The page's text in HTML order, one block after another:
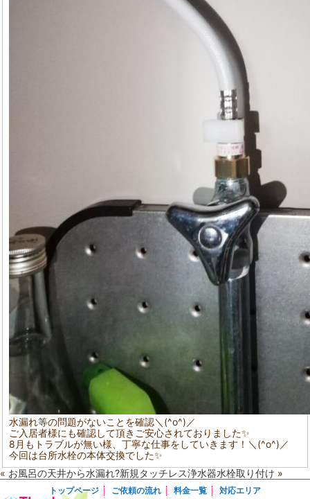
水漏れ等の問題がないことを確認＼(^o^)／
ご入居者様にも確認して頂きご安心されておりました✨
8月もトラブルが無い様、丁寧な仕事をしていきます！＼(^o^)／
今回は台所水栓の本体交換でした✨
« お風呂の天井から水漏れ?新規タッチレス浄水器水栓取り付け »
トップページ ご依頼の流れ 料金一覧
対応エリア